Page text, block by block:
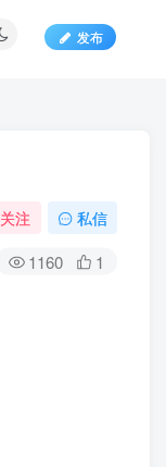
发布
关注 私信
1160 1